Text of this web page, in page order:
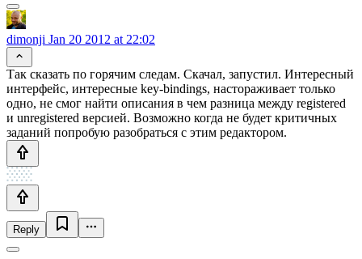
dimonji Jan 20 2012 at 22:02
Так сказать по горячим следам. Скачал, запустил. Интересный
интерфейс, интересные key-bindings, настораживает только
одно, не смог найти описания в чем разница между registered
и unregistered версией. Возможно когда не будет критичных
заданий попробую разобраться с этим редактором.
Reply